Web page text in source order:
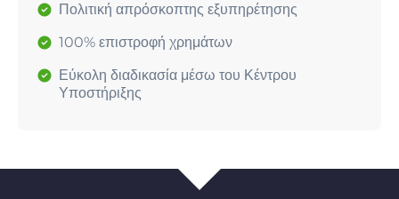
Πολιτική απρόσκοπτης εξυπηρέτησης
100% επιστροφή χρημάτων
Εύκολη διαδικασία μέσω του Κέντρου
Υποστήριξης